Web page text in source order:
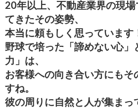
20年以上、不動産業界の現
てきたその姿勢、
本当に頼もしく思っています
野球で培った「諦めない心」
力」は、
お客様への向き合い方にもそ
すね。
彼の周りに自然と人が集まっ